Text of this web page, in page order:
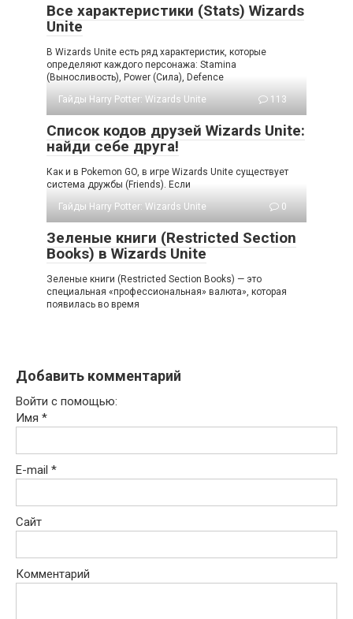
Все характеристики (Stats) Wizards
Unite
В Wizards Unite есть ряд характеристик, которые
определяют каждого персонажа: Stamina
(Выносливость), Power (Сила), Defence
Гайды Harry Potter: Wizards Unite
113
Список кодов друзей Wizards Unite:
найди себе друга!
Как и в Pokemon GO, в игре Wizards Unite существует
система дружбы (Friends). Если
Гайды Harry Potter: Wizards Unite
0
Зеленые книги (Restricted Section
Books) в Wizards Unite
Зеленые книги (Restricted Section Books) — это
специальная «профессиональная» валюта», которая
появилась во время
Добавить комментарий
Войти с помощью:
Имя *
E-mail *
Сайт
Комментарий